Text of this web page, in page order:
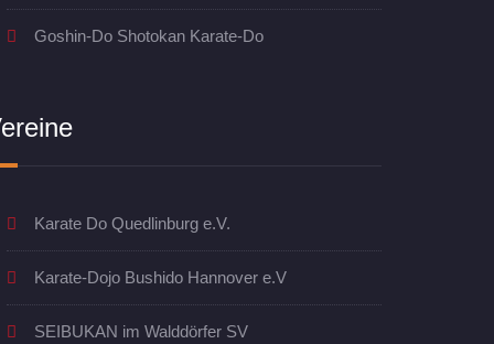
Goshin-Do Shotokan Karate-Do
Karate Do Quedlinburg e.V.
Karate-Dojo Bushido Hannover e.V
SEIBUKAN im Walddörfer SV